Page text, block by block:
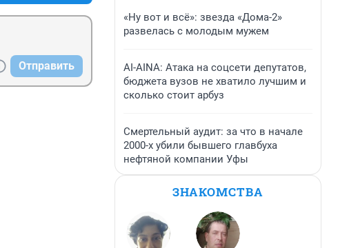
Отправить
«Ну вот и всё»: звезда «Дома-2»
развелась с молодым мужем
AI-AINA: Атака на соцсети депутатов,
бюджета вузов не хватило лучшим и
сколько стоит арбуз
Смертельный аудит: за что в начале
2000-х убили бывшего главбуха
нефтяной компании Уфы
ЗНАКОМСТВА